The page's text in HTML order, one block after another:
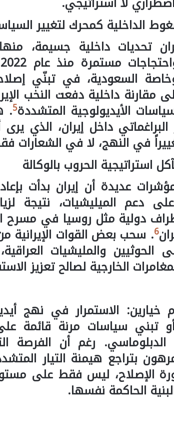
الداخلية كمحرك لتغيير
تحديات داخلية جسيمة،
السعودية، في تبنّي
مقارنة داخلية دفعت النخب
الأيديولوجية المتشددة5
.
البراغماتي داخل إيران، الذي
في النهج، لا في الشعارات
استراتيجية الحروب بالوكالة
عديدة أن إيران بدأت
دعم الميليشيات، نتيجة
دولية مثل روسيا في مسرح
6. سحب بعض القوات الإيرانية
الحوثيين والمليشيات
الخارجية لصالح تعزيز
خيارين: الاستمرار في نهج
تبني سياسات مرنة قائمة
الدبلوماسي. رغم أن الفرصة
بتراجع هيمنة التيار
الإصلاح، ليس فقط على
الحاكمة نفسها.